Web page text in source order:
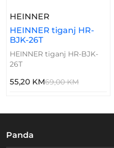
HEINNER – HEINNER
HEINNER tiganj HR-
BJK-26T
HEINNER tiganj HR-BJK-
26T
55,20 KM69,00 KM
Panda